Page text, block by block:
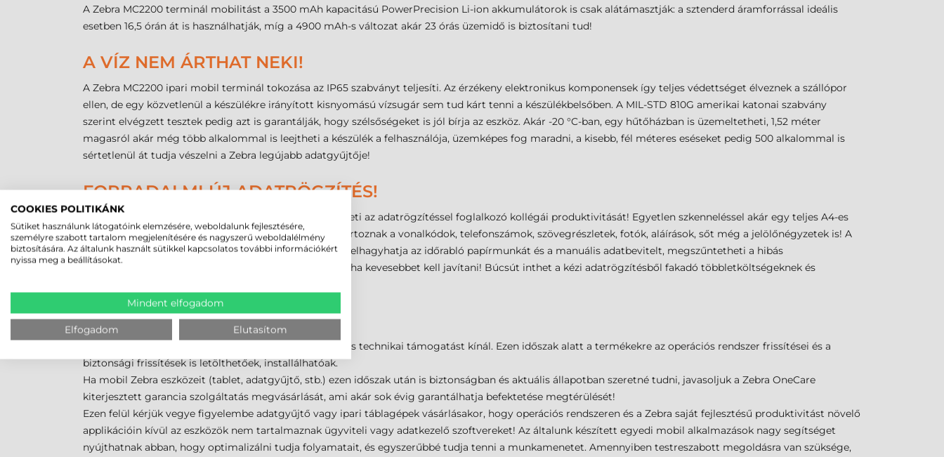
A Zebra MC2200 terminál mobilitást a 3500 mAh kapacitású PowerPrecision Li-ion akkumulátorok is csak alátámasztják: a sztenderd áramforrással ideális
esetben 16,5 órán át is használhatják, míg a 4900 mAh-s változat akár 23 órás üzemidő is biztosítani tud!
A VÍZ NEM ÁRTHAT NEKI!
A Zebra MC2200 ipari mobil terminál tokozása az IP65 szabványt teljesíti. Az érzékeny elektronikus komponensek így teljes védettséget élveznek a szállópor
ellen, de egy közvetlenül a készülékre irányított kisnyomású vízsugár sem tud kárt tenni a készülékbelsőben. A MIL-STD 810G amerikai katonai szabvány
szerint elvégzett tesztek pedig azt is garantálják, hogy szélsőségeket is jól bírja az eszköz. Akár -20 °C-ban, egy hűtőházban is üzemeltetheti, 1,52 méter
magasról akár még több alkalommal is leejtheti a készülék a felhasználója, üzemképes fog maradni, a kisebb, fél méteres eséseket pedig 500 alkalommal is
sértetlenül át tudja vészelni a Zebra legújabb adatgyűjtője!
FORRADALMI ÚJ ADATRÖGZÍTÉS!
A Zebra Technologies SimulScan alkalmazással növelheti az adatrögzítéssel foglalkozó kollégái produktivitását! Egyetlen szkenneléssel akár egy teljes A4-es
oldal tartalmát digitalizálhatja és rendszerezheti! Idetartoznak a vonalkódok, telefonszámok, szövegrészletek, fotók, aláírások, sőt még a jelölőnégyzetek is! A
Zebra MC2200 és a SimulScan applikáció segítségével elhagyhatja az időrabló papírmunkát és a manuális adatbevitelt, megszűntetheti a hibás
adatrögzítéseket, és fontos időt is megtakaríthat vele, ha kevesebbet kell javítani! Búcsút inthet a kézi adatrögzítésből fakadó többletköltségeknek és
LEGYEN MINDIG NAPRAKÉSZ!
A Zebra Technologies az eszközeihez 90 napos ingyenes technikai támogatást kínál. Ezen időszak alatt a termékekre az operációs rendszer frissítései és a
biztonsági frissítések is letölthetőek, installálhatóak.
Ha mobil Zebra eszközeit (tablet, adatgyűjtő, stb.) ezen időszak után is biztonságban és aktuális állapotban szeretné tudni, javasoljuk a Zebra OneCare
kiterjesztett garancia szolgáltatás megvásárlását, ami akár sok évig garantálhatja befektetése megtérülését!
Ezen felül kérjük vegye figyelembe adatgyűjtő vagy ipari táblagépek vásárlásakor, hogy operációs rendszeren és a Zebra saját fejlesztésű produktivitást növelő
applikációin kívül az eszközök nem tartalmaznak ügyviteli vagy adatkezelő szoftvereket! Az általunk készített egyedi mobil alkalmazások nagy segítséget
nyújthatnak abban, hogy optimalizálni tudja folyamatait, és egyszerűbbé tudja tenni a munkamenetet. Amennyiben testreszabott megoldásra van szüksége,
COOKIES POLITIKÁNK
Sütiket használunk látogatóink elemzésére, weboldalunk fejlesztésére,
személyre szabott tartalom megjelenítésére és nagyszerű weboldalélmény
biztosítására. Az általunk használt sütikkel kapcsolatos további információkért
nyissa meg a beállításokat.
Mindent elfogadom
Elfogadom Elutasítom